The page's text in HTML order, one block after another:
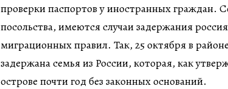
проверки паспортов у иностранных граждан.
посольства, имеются случаи задержания
миграционных правил. Так, 25 октября в
задержана семья из России, которая, как
острове почти год без законных оснований.